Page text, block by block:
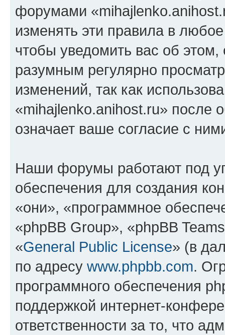
форумами
изменять эти правила в
чтобы уведомить вас об
разумным регулярно
изменений, так как
«mihajlenko.anihost.ru» после
означает ваше согласие с
Наши форумы работают под
обеспечения для создания
«они», «программное
«phpBB Group», «phpBB
«General Public License» (в
по адресу www.phpbb.com.
программного обеспечения
поддержкой интернет-
ответственности за то, что